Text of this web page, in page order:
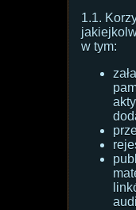
1.1.
w tym: